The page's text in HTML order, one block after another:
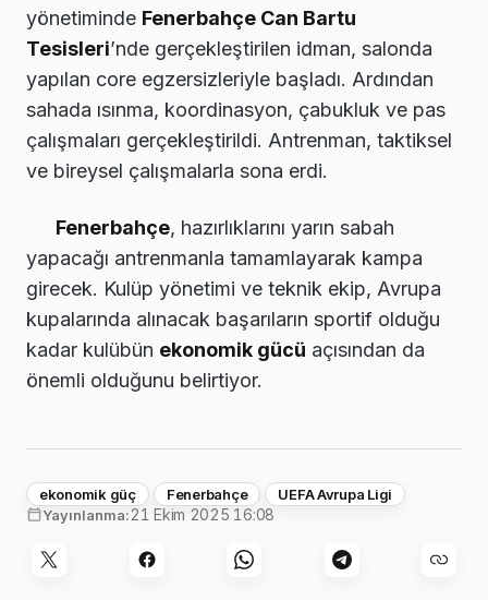
yönetiminde Fenerbahçe Can Bartu
Tesisleri’nde gerçekleştirilen idman, salonda
yapılan core egzersizleriyle başladı. Ardından
sahada ısınma, koordinasyon, çabukluk ve pas
çalışmaları gerçekleştirildi. Antrenman, taktiksel
ve bireysel çalışmalarla sona erdi.
Fenerbahçe, hazırlıklarını yarın sabah
yapacağı antrenmanla tamamlayarak kampa
girecek. Kulüp yönetimi ve teknik ekip, Avrupa
kupalarında alınacak başarıların sportif olduğu
kadar kulübün ekonomik gücü açısından da
önemli olduğunu belirtiyor.
ekonomik güç Fenerbahçe
UEFA Avrupa Ligi
Yayınlanma:21 Ekim 2025 16:08